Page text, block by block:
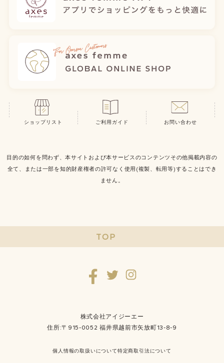
ショップリスト ご利用ガイド お問い合わせ
目的の如何を問わず、本サイトおよび本サービスのコンテンツその他掲載内容の
全て、または一部を知的財産権者の許可なく使用(複製、転用等)することはでき
ません。
TOP
株式会社アイジーエー
住所:〒915-0052 福井県越前市矢放町13-8-9
個人情報の取扱いについて特定商取引法について